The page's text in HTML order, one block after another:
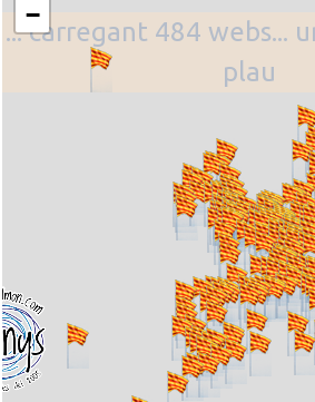
... carregant 484 webs...
plau
−